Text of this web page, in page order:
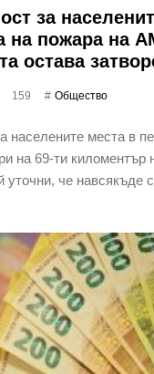
за
на пожара на
остава
159 Общество
населените места в
на 69-ти
че навсякъде